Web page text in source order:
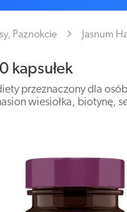
Paznokcie Jasnum
kapsułek
przeznaczony dla
wiesiołka, biotynę,